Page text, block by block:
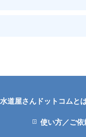
水道屋さんドットコムと
使い方／ご